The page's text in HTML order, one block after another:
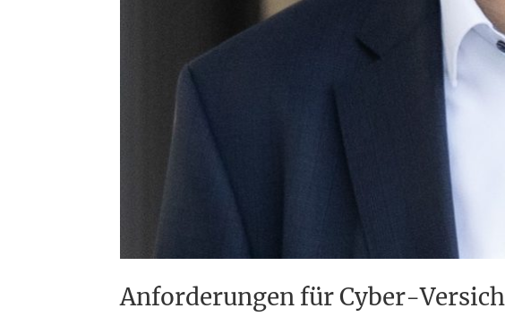
Anforderungen für Cyber-